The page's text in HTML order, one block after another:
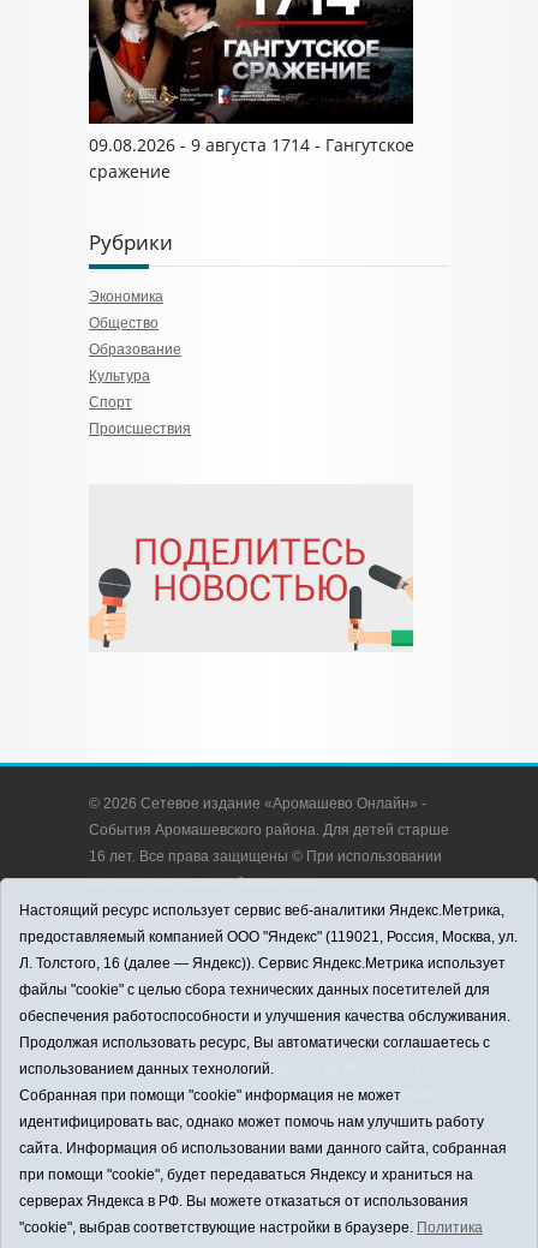
09.08.2026 - 9 августа 1714 - Гангутское
сражение
Рубрики
Экономика
Общество
Образование
Культура
Спорт
Происшествия
© 2026 Сетевое издание «Аромашево Онлайн» -
События Аромашевского района. Для детей старше
16 лет. Все права защищены © При использовании
материалов ссылка обязательна.
Адрес редакции: 627350, Россия, Тюменская
область, Аромашевский район, с. Аромашево, ул.
Кирова, д. 13.
Адрес электронной почты редакции:
strudu72@obl72.ru
Телефон редакции: 8 (34545) 2-30-58
Регистрационный номер СМИ ЭЛ № ФС 77 - 65176
выдано Федеральной службой по надзору в сфере
связи, информационных технологий и массовых
коммуникаций (Роскомнадзор) 28.03.2016 г.
Учредитель: АНО «Информационно-издательский
центр «Слава труду».
Главный редактор: А.Н. Барабанщиков
Настоящий ресурс использует сервис веб-аналитики Яндекс.Метрика,
предоставляемый компанией ООО "Яндекс" (119021, Россия, Москва, ул.
Л. Толстого, 16 (далее — Яндекс)). Сервис Яндекс.Метрика использует
файлы "cookie" с целью сбора технических данных посетителей для
обеспечения работоспособности и улучшения качества обслуживания.
Продолжая использовать ресурс, Вы автоматически соглашаетесь с
использованием данных технологий.
Собранная при помощи "cookie" информация не может
идентифицировать вас, однако может помочь нам улучшить работу
сайта. Информация об использовании вами данного сайта, собранная
при помощи "cookie", будет передаваться Яндексу и храниться на
серверах Яндекса в РФ. Вы можете отказаться от использования
"cookie", выбрав соответствующие настройки в браузере. Политика